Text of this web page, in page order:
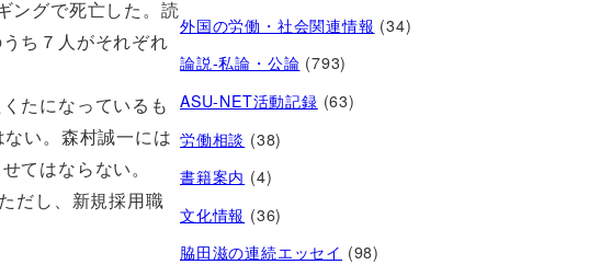
ングで死亡した。読
ち７人がそれぞれ
たになっているも
い。森村誠一には
てはならない。
だし、新規採用職
外国の労働・社会関連情報 (34)
論説-私論・公論 (793)
ASU-NET活動記録 (63)
労働相談 (38)
書籍案内 (4)
文化情報 (36)
脇田滋の連続エッセイ (98)